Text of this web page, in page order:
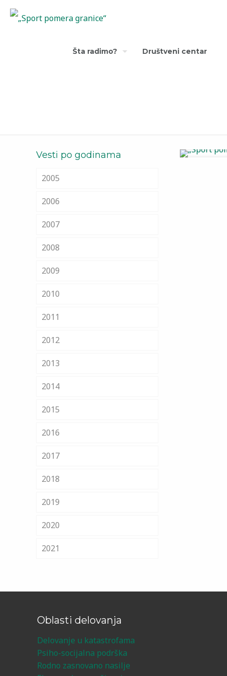
Šta radimo? Društveni centar
Vesti po godinama
2005
2006
2007
2008
2009
2010
2011
2012
2013
2014
2015
2016
2017
2018
2019
2020
2021
Oblasti delovanja
Delovanje u katastrofama
Psiho-socijalna podrška
Rodno zasnovano nasilje